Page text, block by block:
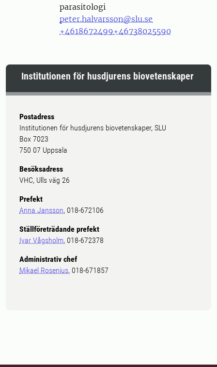
parasitologi
peter.halvarsson@slu.se
+4618672499+46738025590
Institutionen för husdjurens biovetenskaper
Postadress
Institutionen för husdjurens biovetenskaper, SLU
Box 7023
750 07 Uppsala
Besöksadress
VHC, Ulls väg 26
Prefekt
Anna Jansson, 018-672106
Ställföreträdande prefekt
Ivar Vågsholm, 018-672378
Administrativ chef
Mikael Rosenius, 018-671857